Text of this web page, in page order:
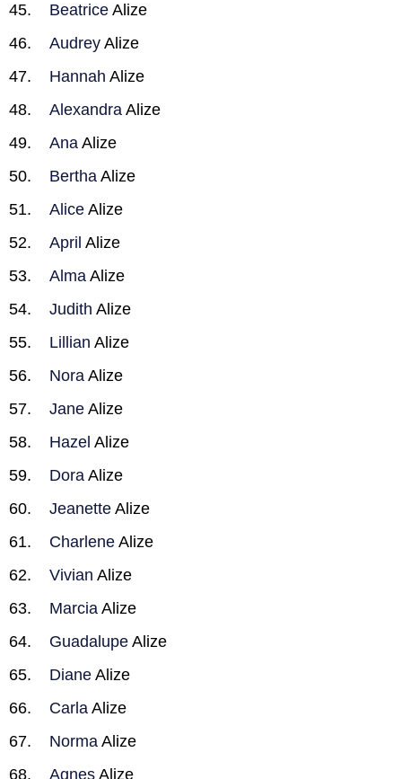
Beatrice Alize
Audrey Alize
Hannah Alize
Alexandra Alize
Ana Alize
Bertha Alize
Alice Alize
April Alize
Alma Alize
Judith Alize
Lillian Alize
Nora Alize
Jane Alize
Hazel Alize
Dora Alize
Jeanette Alize
Charlene Alize
Vivian Alize
Marcia Alize
Guadalupe Alize
Diane Alize
Carla Alize
Norma Alize
Agnes Alize